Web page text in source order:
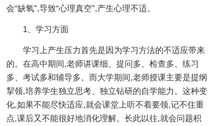
会“缺氧”,导致“心理真空”,产生心理不适。
1、学习方面
学习上产生压力首先是因为学习方法的不适应带来
的。在高中期间,老师讲课细、提问多、检查多、练习
多、考试多和辅导多。而大学期间,老师授课主要是提纲
挈领,培养学生独立思考、独立钻研的自学能力。这种变
化,如果不能尽快适应,就会课堂上听不着要领,记不住重
点,课后又不能很好地消化理解。长此以往,就会问题积